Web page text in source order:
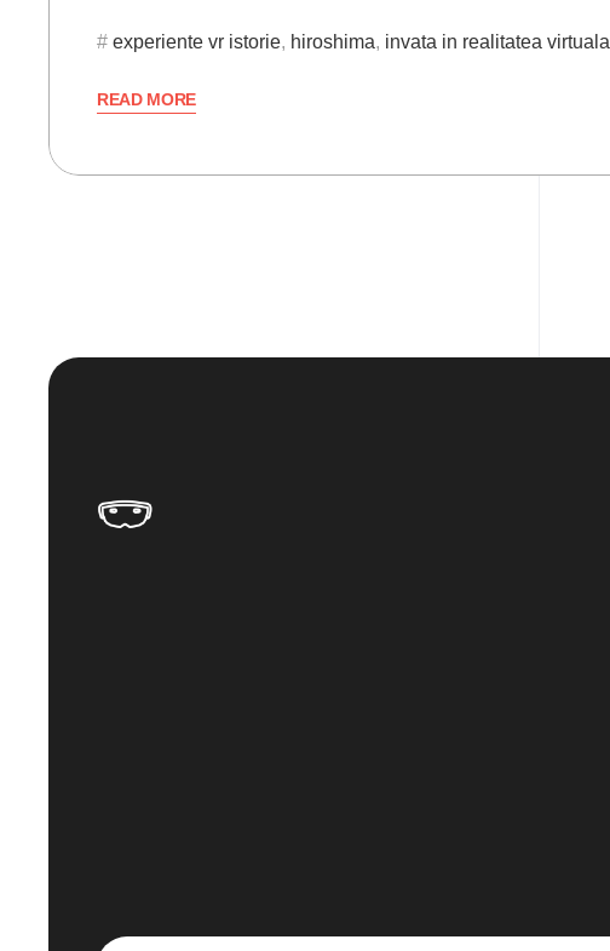
experiente vr istorie, hiroshima, invata in realitatea virtuala
READ MORE